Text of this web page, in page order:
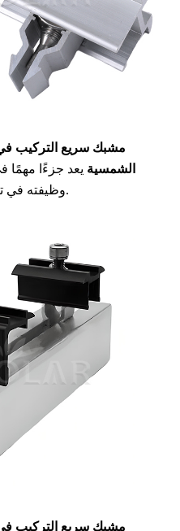
مشبك سريع التركيب
الشمسية يعد جزءًا مهمًا
وظيفته في تثبيت اللوحة الشمسية على السكة.
مشبك سريع التركيب